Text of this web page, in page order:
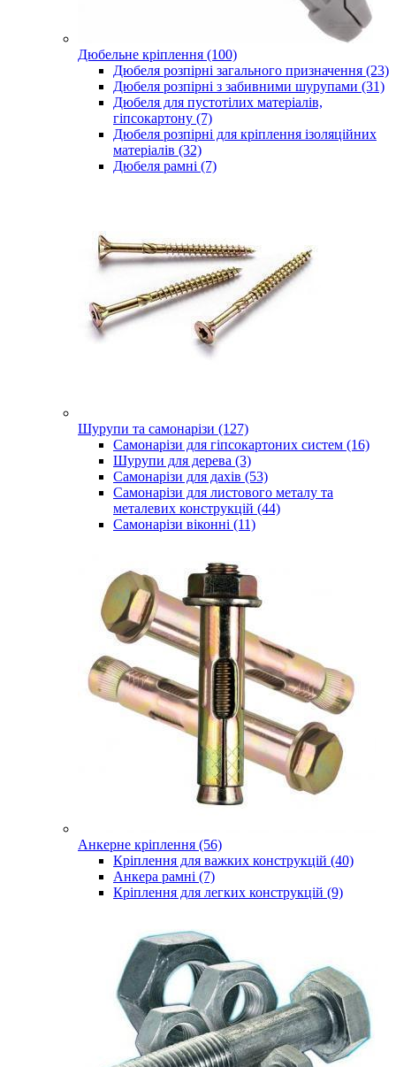
Дюбельне кріплення (100)
Дюбеля розпірні загального призначення (23)
Дюбеля розпірні з забивними шурупами (31)
Дюбеля для пустотілих матеріалів,
гіпсокартону (7)
Дюбеля розпірні для кріплення ізоляційних
матеріалів (32)
Дюбеля рамні (7)
Шурупи та самонарізи (127)
Самонарізи для гіпсокартоних систем (16)
Шурупи для дерева (3)
Самонарізи для дахів (53)
Самонарізи для листового металу та
металевих конструкцій (44)
Самонарізи віконні (11)
Анкерне кріплення (56)
Кріплення для важких конструкцій (40)
Анкера рамні (7)
Кріплення для легких конструкцій (9)